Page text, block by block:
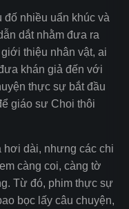
nhiều uẩn khúc và
dắt nhằm đưa ra
thiệu nhân vật, ai
khán giả đến với
thực sự bắt đầu
giáo sư Choi thôi
hơi dài, nhưng các chi
càng coi, càng tờ
Từ đó, phim thực sự
bọc lấy câu chuyện,